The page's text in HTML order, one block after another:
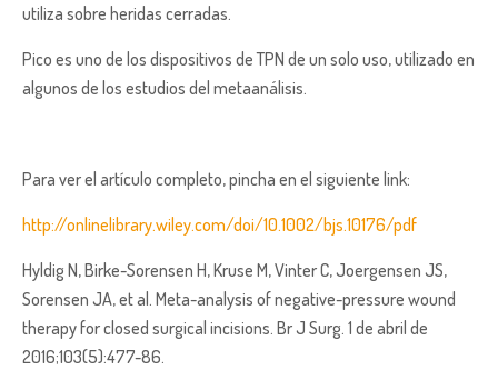
utiliza sobre heridas cerradas.
Pico es uno de los dispositivos de TPN de un solo uso, utilizado en
algunos de los estudios del metaanálisis.
Para ver el artículo completo, pincha en el siguiente link:
http://onlinelibrary.wiley.com/doi/10.1002/bjs.10176/pdf
Hyldig N, Birke-Sorensen H, Kruse M, Vinter C, Joergensen JS,
Sorensen JA, et al. Meta-analysis of negative-pressure wound
therapy for closed surgical incisions. Br J Surg. 1 de abril de
2016;103(5):477-86.